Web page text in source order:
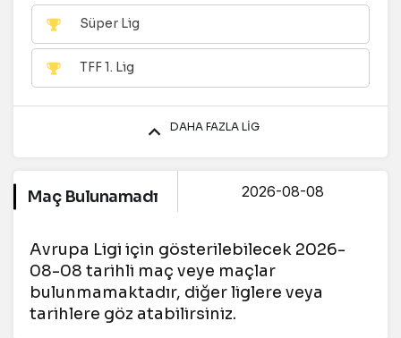
Süper Lig
TFF 1. Lig
DAHA FAZLA LIG
Maç Bulunamadı
Avrupa Ligi için gösterilebilecek 2026-
08-08 tarihli maç veye maçlar
bulunmamaktadır, diğer liglere veya
tarihlere göz atabilirsiniz.